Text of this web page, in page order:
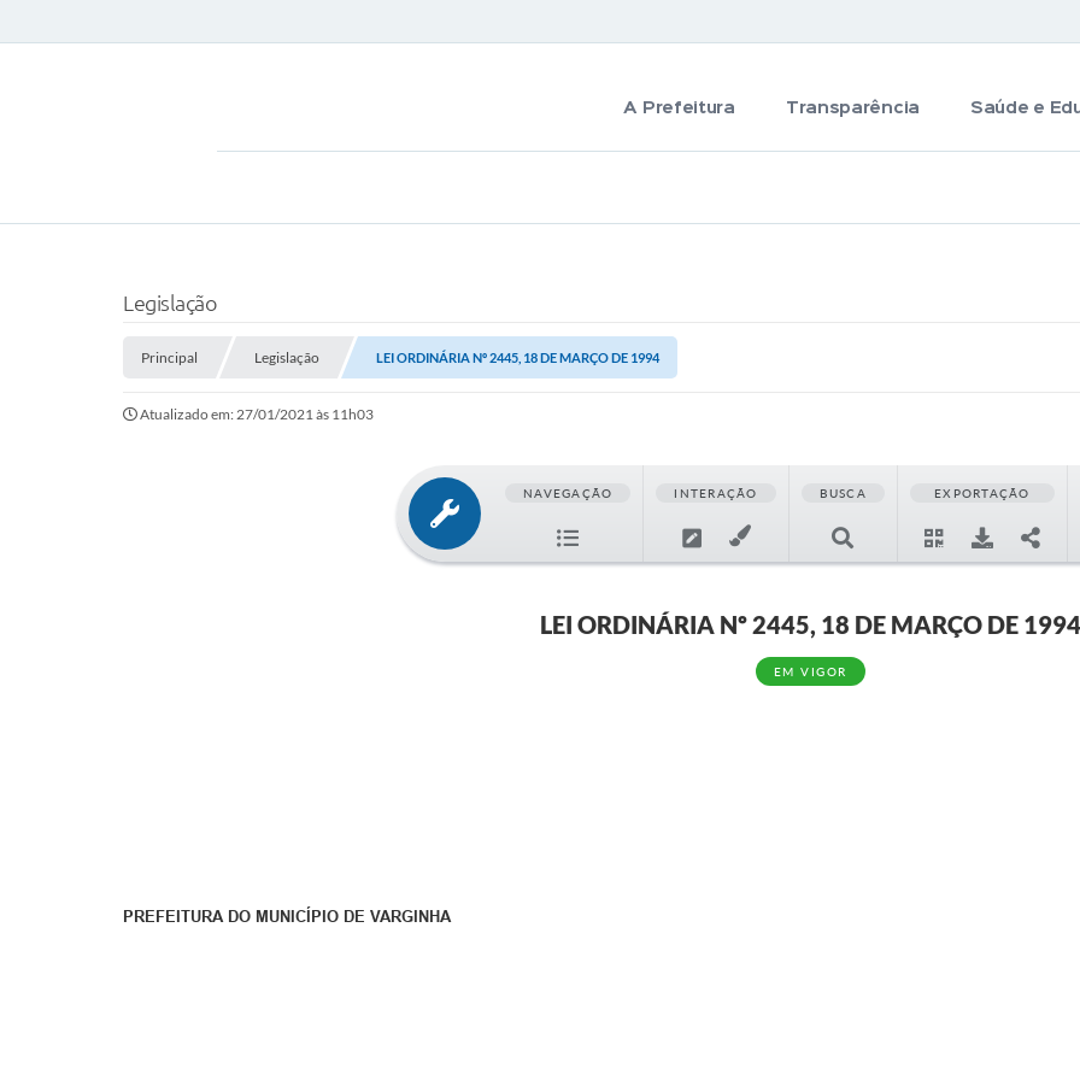
A Prefeitura Transparência Saúde e
Legislação
Principal Legislação LEI ORDINÁRIA Nº 2445, 18 DE MARÇO DE 1994
Atualizado em: 27/01/2021 às 11h03
NAVEGAÇÃO INTERAÇÃO BUSCA EXPORTAÇÃO
LEI ORDINÁRIA Nº 2445, 18 DE MARÇO DE 1994
EM VIGOR
PREFEITURA DO MUNICÍPIO DE VARGINHA